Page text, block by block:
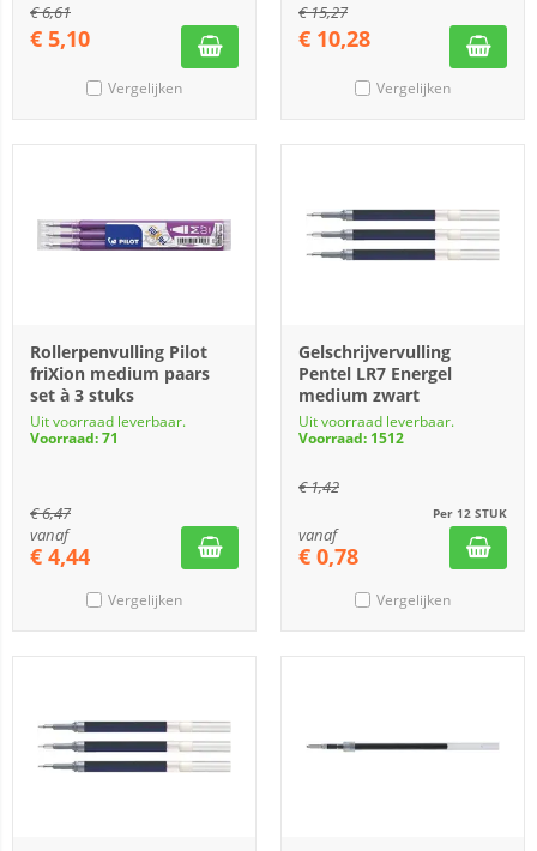
€6,61
€ 5,10
Vergelijken
€15,27
€ 10,28
Vergelijken
Rollerpenvulling Pilot
friXion medium paars
set à 3 stuks
Uit voorraad leverbaar.
Voorraad: 71
€6,47
vanaf
€ 4,44
Vergelijken
Gelschrijvervulling
Pentel LR7 Energel
medium zwart
Uit voorraad leverbaar.
Voorraad: 1512
€1,42
Per 12 STUK
vanaf
€ 0,78
Vergelijken